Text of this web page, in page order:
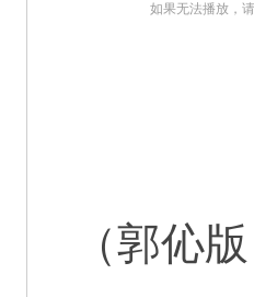
如果无法播放，
（郭伈版